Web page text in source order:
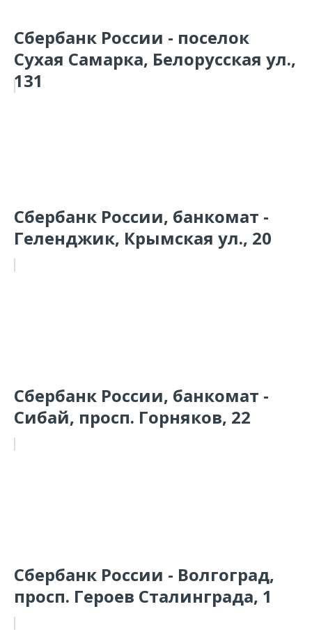
Сбербанк России - поселок
Сухая Самарка, Белорусская ул.,
131
Сбербанк России, банкомат -
Геленджик, Крымская ул., 20
Сбербанк России, банкомат -
Сибай, просп. Горняков, 22
Сбербанк России - Волгоград,
просп. Героев Сталинграда, 1